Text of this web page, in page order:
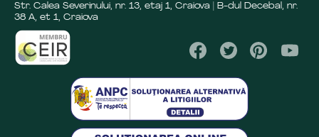
Str. Calea Severinului, nr. 13, etaj 1, Craiova | B-dul Decebal, nr.
38 A, et 1, Craiova